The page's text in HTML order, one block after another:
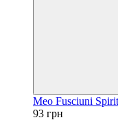
Meo Fusciuni
93 грн